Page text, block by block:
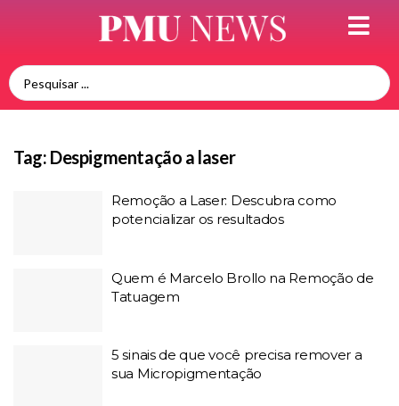
Tag: Despigmentação a laser
Remoção a Laser: Descubra como
potencializar os resultados
Quem é Marcelo Brollo na Remoção de
Tatuagem
5 sinais de que você precisa remover a
sua Micropigmentação